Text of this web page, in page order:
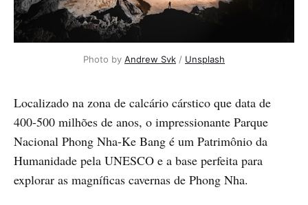
Photo by Andrew Svk / Unsplash
Localizado na zona de calcário cárstico que data de
400-500 milhões de anos, o impressionante Parque
Nacional Phong Nha-Ke Bang é um Patrimônio da
Humanidade pela UNESCO e a base perfeita para
explorar as magníficas cavernas de Phong Nha.